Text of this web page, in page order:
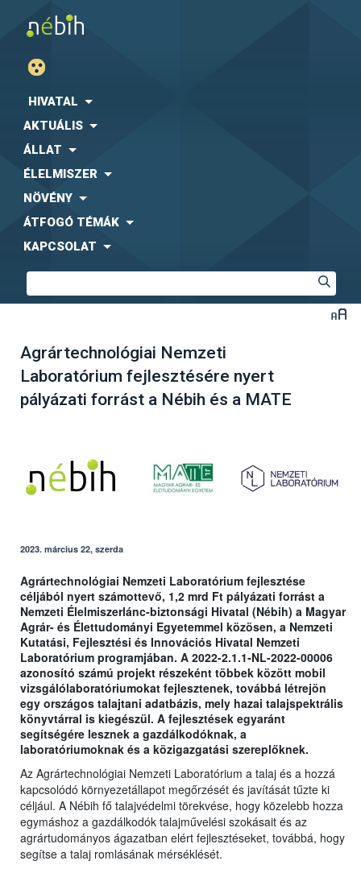
HIVATAL
AKTUÁLIS
ÁLLAT
ÉLELMISZER
NÖVÉNY
ÁTFOGÓ TÉMÁK
KAPCSOLAT
Agrártechnológiai Nemzeti
Laboratórium fejlesztésére nyert
pályázati forrást a Nébih és a MATE
2023. március 22, szerda
Agrártechnológiai Nemzeti Laboratórium fejlesztése
céljából nyert számottevő, 1,2 mrd Ft pályázati forrást a
Nemzeti Élelmiszerlánc-biztonsági Hivatal (Nébih) a Magyar
Agrár- és Élettudományi Egyetemmel közösen, a Nemzeti
Kutatási, Fejlesztési és Innovációs Hivatal Nemzeti
Laboratórium programjában. A 2022-2.1.1-NL-2022-00006
azonosító számú projekt részeként többek között mobil
vizsgálólaboratóriumokat fejlesztenek, továbbá létrejön
egy országos talajtani adatbázis, mely hazai talajspektrális
könyvtárral is kiegészül. A fejlesztések egyaránt
segítségére lesznek a gazdálkodóknak, a
laboratóriumoknak és a közigazgatási szereplőknek.
Az Agrártechnológiai Nemzeti Laboratórium a talaj és a hozzá
kapcsolódó környezetállapot megőrzését és javítását tűzte ki
céljául. A Nébih fő talajvédelmi törekvése, hogy közelebb hozza
egymáshoz a gazdálkodók talajművelési szokásait és az
agrártudományos ágazatban elért fejlesztéseket, továbbá, hogy
segítse a talaj romlásának mérséklését.